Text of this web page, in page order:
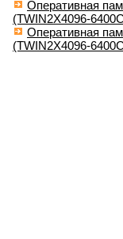
Оперативная
(TWIN2X4096-
Оперативная
(TWIN2X4096-